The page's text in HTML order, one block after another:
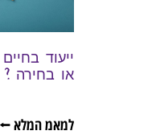
ייעוד
או בחירה ?
למאמ המלא ⭠